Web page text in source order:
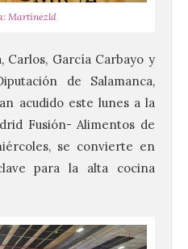
Martínezld
Carlos, García Carbayo y
de Salamanca,
acudido este lunes a la
Fusión- Alimentos de
se convierte en
para la alta cocina